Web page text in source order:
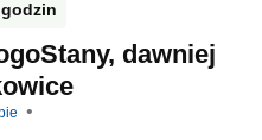
dawniej